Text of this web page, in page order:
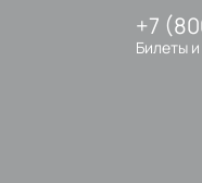
+7
Билеты